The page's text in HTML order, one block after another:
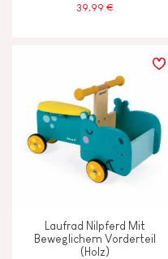
39,99 €
Laufrad Nilpferd Mit
Beweglichem Vorderteil
(Holz)